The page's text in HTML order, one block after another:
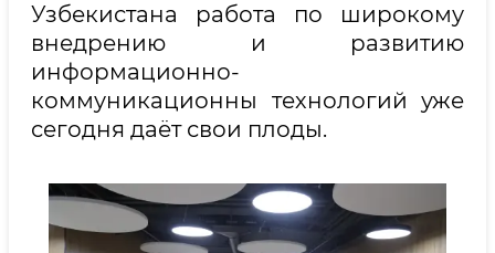
Узбекистана работа по широкому
внедрению и развитию
информационно-
коммуникационны технологий уже
сегодня даёт свои плоды.